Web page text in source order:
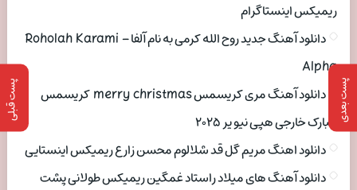
پست بعدی پست قبلی
ریمیکس اینستاگرام
دانلود آهنگ جدید روح الله کرمی به نام آلفا Roholah Karami –
Alpha
دانلود آهنگ مری کریسمس merry christmas کریسمس
مبارک خارجی هپی نیو یر ۲۰۲۵
دانلود اهنگ مریم گل قد شلالوم محسن زارع ریمیکس اینستایی
دانلود آهنگ های میلاد راستاد غمگین ریمیکس طولانی پشت